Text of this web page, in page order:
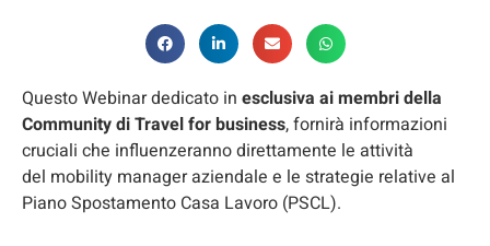
Questo Webinar dedicato in esclusiva ai membri della
Community di Travel for business, fornirà informazioni
cruciali che influenzeranno direttamente le attività
del mobility manager aziendale e le strategie relative al
Piano Spostamento Casa Lavoro (PSCL).